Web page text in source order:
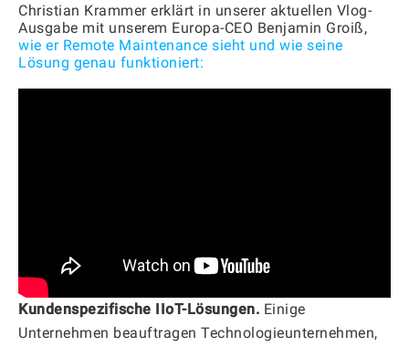
Christian Krammer erklärt in unserer aktuellen Vlog-
Ausgabe mit unserem Europa-CEO Benjamin Groiß,
wie er Remote Maintenance sieht und wie seine
Lösung genau funktioniert:
Kundenspezifische IIoT-Lösungen. Einige
Unternehmen beauftragen Technologieunternehmen,